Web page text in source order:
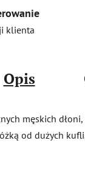
klienta
Opis
męskich
od dużych